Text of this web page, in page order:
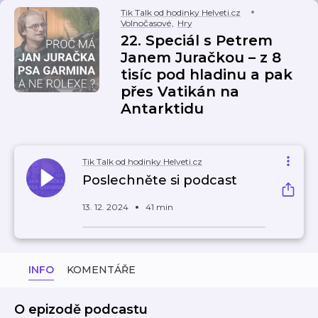
Tik Talk od hodinky Helveti.cz
Volnočasové, Hry
22. Speciál s Petrem
Janem Juračkou – z 8
tisíc pod hladinu a pak
přes Vatikán na
Antarktidu
Tik Talk od hodinky Helveti.cz
Poslechněte si podcast
13. 12. 2024 41 min
INFO KOMENTÁŘE
O epizodě podcastu